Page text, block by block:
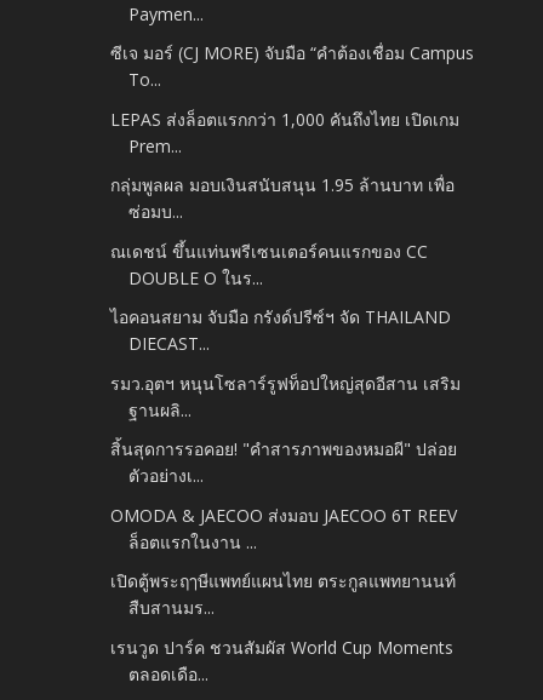
Paymen...
ซีเจ มอร์ (CJ MORE) จับมือ “คำต้องเชื่อม Campus
To...
LEPAS ส่งล็อตแรกกว่า 1,000 คันถึงไทย เปิดเกม
Prem...
กลุ่มพูลผล มอบเงินสนับสนุน 1.95 ล้านบาท เพื่อ
ซ่อมบ...
ณเดชน์ ขึ้นแท่นพรีเซนเตอร์คนแรกของ CC
DOUBLE O ในร...
ไอคอนสยาม จับมือ กรังด์ปรีซ์ฯ จัด THAILAND
DIECAST...
รมว.อุตฯ หนุนโซลาร์รูฟท็อปใหญ่สุดอีสาน เสริม
ฐานผลิ...
สิ้นสุดการรอคอย! "คำสารภาพของหมอผี" ปล่อย
ตัวอย่างเ...
OMODA & JAECOO ส่งมอบ JAECOO 6T REEV
ล็อตแรกในงาน ...
เปิดตู้พระฤๅษีแพทย์แผนไทย ตระกูลแพทยานนท์
สืบสานมร...
เรนวูด ปาร์ค ชวนสัมผัส World Cup Moments
ตลอดเดือ...